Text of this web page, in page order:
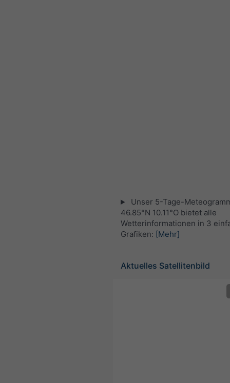
Unser 5-Tage-
46.85°N 10.11°O bietet alle
Wetterinformationen in 3
Grafiken: [Mehr]
Aktuelles Satellitenbild